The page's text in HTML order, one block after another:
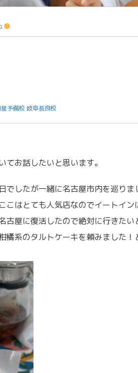
予備校 岐阜長良校
お話したいと思います。
でしたが一緒に名古屋市内を巡りま
はとても人気店なのでイートイン
屋に復活したので絶対に行きたい
橘系のタルトケーキを頼みました！